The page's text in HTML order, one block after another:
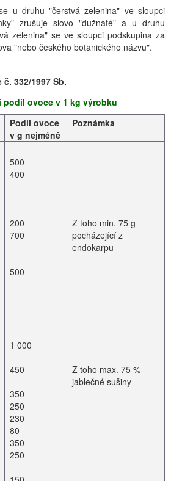
u druhu "čerstvá zelenina" ve sloupci
zrušuje slovo "dužnaté" a u druhu
zelenina" se ve sloupci podskupina za
"nebo českého botanického názvu".
332/1997 Sb.
podíl ovoce v 1 kg výrobku
Podíl ovoce
v g nejméně
Poznámka
500
400
200
700
500
1 000
450
350
250
230
80
350
250
Z toho min. 75 g
pocházející z
endokarpu
Z toho max. 75 %
jablečné sušiny